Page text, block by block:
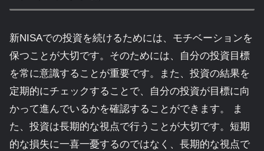
新NISAでの投資を続けるためには、モチベーションを
保つことが大切です。そのためには、自分の投資目標
を常に意識することが重要です。また、投資の結果を
定期的にチェックすることで、自分の投資が目標に向
かって進んでいるかを確認することができます。 ま
た、投資は長期的な視点で行うことが大切です。短期
的な損失に一喜一憂するのではなく、長期的な視点で